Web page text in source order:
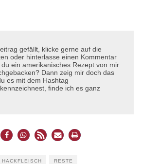
gefällt, klicke gerne auf die
oder hinterlasse einen Kommentar
ein amerikanisches Rezept von mir
Dann zeig mir doch das
es mit dem Hashtag
kennzeichnest, finde ich es ganz
HACKFLEISCH RESTE